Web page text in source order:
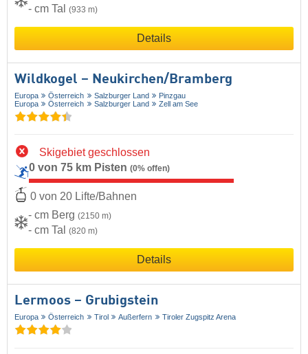
- cm Tal (933 m)
Details
Wildkogel – Neukirchen/​Bramberg
Europa Österreich Salzburger Land
Pinzgau
Europa
Österreich Salzburger Land Zell am See
Skigebiet geschlossen
0 von 75 km Pisten (0% offen)
0 von 20 Lifte/Bahnen
- cm Berg (2150 m)
- cm Tal (820 m)
Details
Lermoos – Grubigstein
Europa Österreich Tirol Außerfern Tiroler Zugspitz Arena